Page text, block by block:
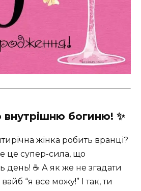
богиню! ✨
жінка робить вранці?
це супер-сила, що
день! ☕️ А як же не згадати
“я все можу!” І так, ти